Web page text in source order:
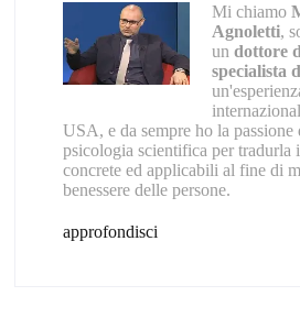
Mi chiamo
Agnoletti,
un dottore
specialista
USA, e da sempre ho la passione
psicologia scientifica per tradurla
concrete ed applicabili al fine di
benessere delle persone.
approfondisci